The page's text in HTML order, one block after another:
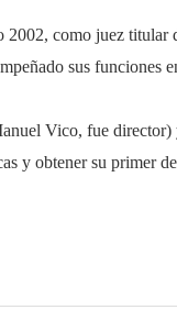
como juez titular
sus funciones
Vico, fue
y obtener su primer